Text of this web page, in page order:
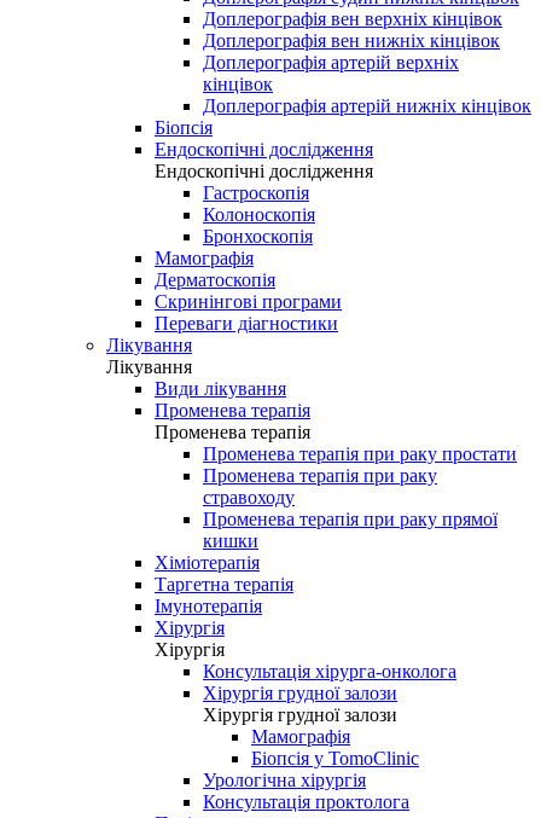
Доплерографія вен верхніх кінцівок
Доплерографія вен нижніх кінцівок
Доплерографія артерій верхніх
кінцівок
Доплерографія артерій нижніх кінцівок
Біопсія
Ендоскопічні дослідження
Ендоскопічні дослідження
Гастроскопія
Колоноскопія
Бронхоскопія
Мамографія
Дерматоскопія
Скринінгові програми
Переваги діагностики
Лікування
Лікування
Види лікування
Променева терапія
Променева терапія
Променева терапія при раку простати
Променева терапія при раку
стравоходу
Променева терапія при раку прямої
кишки
Хіміотерапія
Таргетна терапія
Імунотерапія
Хірургія
Хірургія
Консультація хірурга-онколога
Хірургія грудної залози
Хірургія грудної залози
Мамографія
Біопсія у TomoClinic
Урологічна хірургія
Консультація проктолога